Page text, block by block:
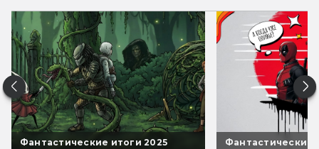
Фантастические итоги 2025 Фантастические